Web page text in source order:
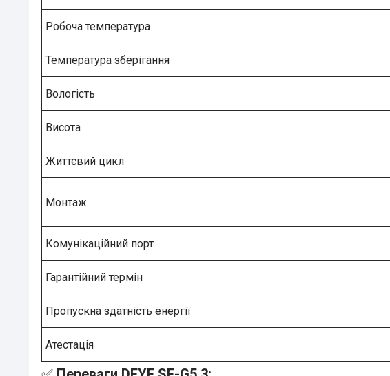
Робоча температура
Температура зберігання
Вологість
Висота
Життєвий цикл
Монтаж
Комунікаційний порт
Гарантійний термін
Пропускна здатність енергії
Атестація